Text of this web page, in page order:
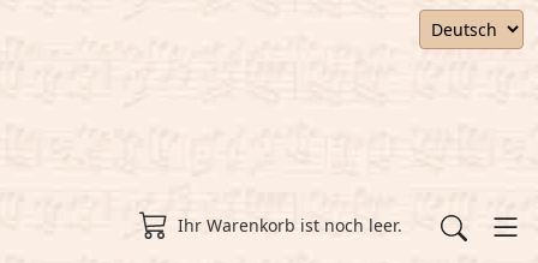
Ihr Warenkorb ist noch leer.